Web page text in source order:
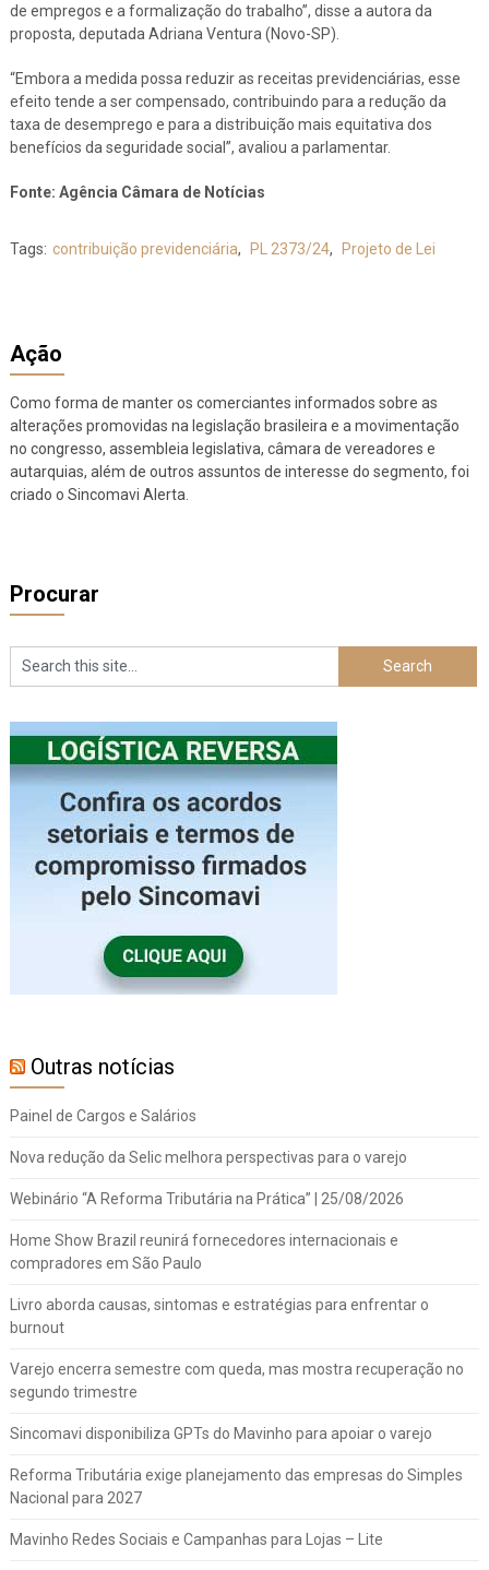
de empregos e a formalização do trabalho”, disse a autora da
proposta, deputada Adriana Ventura (Novo-SP).
“Embora a medida possa reduzir as receitas previdenciárias, esse
efeito tende a ser compensado, contribuindo para a redução da
taxa de desemprego e para a distribuição mais equitativa dos
benefícios da seguridade social”, avaliou a parlamentar.
Fonte: Agência Câmara de Notícias
Tags: contribuição previdenciária, PL 2373/24, Projeto de Lei
Ação
Como forma de manter os comerciantes informados sobre as
alterações promovidas na legislação brasileira e a movimentação
no congresso, assembleia legislativa, câmara de vereadores e
autarquias, além de outros assuntos de interesse do segmento, foi
criado o Sincomavi Alerta.
Procurar
Outras notícias
Painel de Cargos e Salários
Nova redução da Selic melhora perspectivas para o varejo
Webinário “A Reforma Tributária na Prática” | 25/08/2026
Home Show Brazil reunirá fornecedores internacionais e
compradores em São Paulo
Livro aborda causas, sintomas e estratégias para enfrentar o
burnout
Varejo encerra semestre com queda, mas mostra recuperação no
segundo trimestre
Sincomavi disponibiliza GPTs do Mavinho para apoiar o varejo
Reforma Tributária exige planejamento das empresas do Simples
Nacional para 2027
Mavinho Redes Sociais e Campanhas para Lojas – Lite